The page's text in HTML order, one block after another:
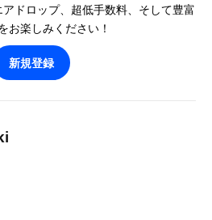
ドロップ、超低手数料、そして豊富
お楽しみください！
新規登録